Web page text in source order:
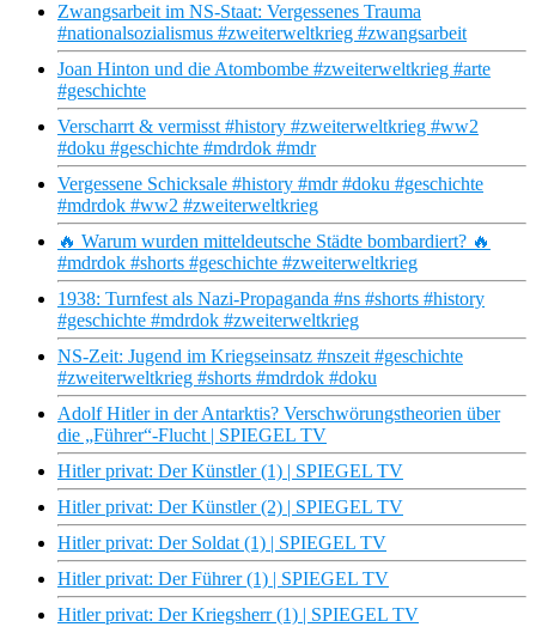
Zwangsarbeit im NS-Staat: Vergessenes Trauma
#nationalsozialismus #zweiterweltkrieg #zwangsarbeit
Joan Hinton und die Atombombe #zweiterweltkrieg #arte
#geschichte
Verscharrt & vermisst #history #zweiterweltkrieg #ww2
#doku #geschichte #mdrdok #mdr
Vergessene Schicksale #history #mdr #doku #geschichte
#mdrdok #ww2 #zweiterweltkrieg
🔥 Warum wurden mitteldeutsche Städte bombardiert? 🔥
#mdrdok #shorts #geschichte #zweiterweltkrieg
1938: Turnfest als Nazi-Propaganda #ns #shorts #history
#geschichte #mdrdok #zweiterweltkrieg
NS-Zeit: Jugend im Kriegseinsatz #nszeit #geschichte
#zweiterweltkrieg #shorts #mdrdok #doku
Adolf Hitler in der Antarktis? Verschwörungstheorien über
die „Führer“-Flucht | SPIEGEL TV
Hitler privat: Der Künstler (1) | SPIEGEL TV
Hitler privat: Der Künstler (2) | SPIEGEL TV
Hitler privat: Der Soldat (1) | SPIEGEL TV
Hitler privat: Der Führer (1) | SPIEGEL TV
Hitler privat: Der Kriegsherr (1) | SPIEGEL TV